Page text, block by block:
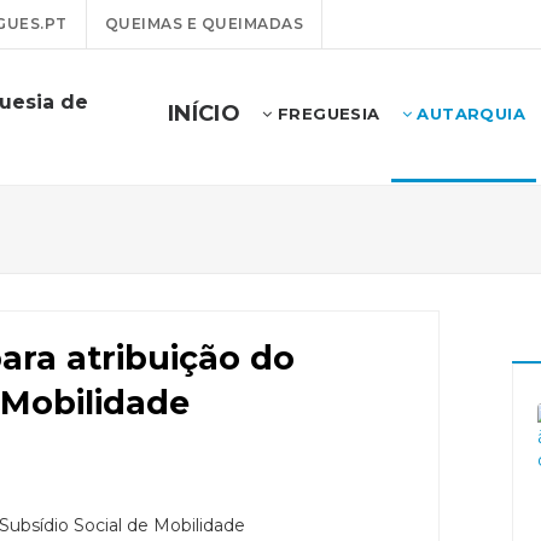
QUEIMAS E QUEIMADAS
de INÍCIO FREGUESIA AUTARQUIA
atribuição do